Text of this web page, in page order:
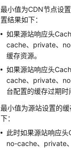
最小值为CDN节点设
置结果如下：
如果源站响应头
cache、private、
缓存资源。
如果源站响应头
cache、private、
台配置的缓存过期时
最小值为源站设置的
下：
此时如果源站响应
no-cache、private